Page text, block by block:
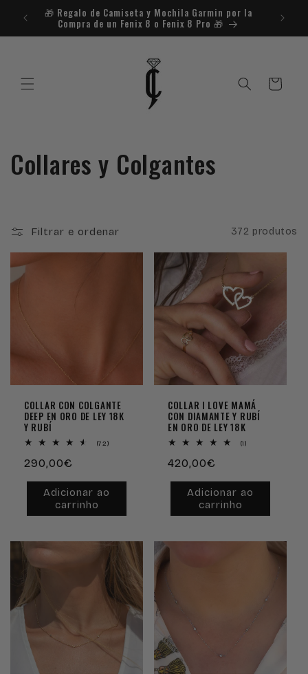
para o
conteúdo
🎁​ Regalo de Camiseta y Mochila Garmin por la
Compra de un Fenix 8 o Fenix 8 Pro 🎁​
Carrinho
C
l
e
ç
ã
o
:
Collares y Colgantes
Filtrar e ordenar 372 produtos
COLLAR CON COLGANTE
DEEP EN ORO DE LEY 18K
Y RUBÍ
(72)
Preço
normal
290,00€
Adicionar ao
carrinho
COLLAR I LOVE MAMÁ
CON DIAMANTE Y RUBÍ
EN ORO DE LEY 18K
(1)
Preço
normal
420,00€
Adicionar ao
carrinho